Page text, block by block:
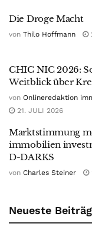
Die Droge Macht
von Thilo Hoffmann
CHIC NIC 2026:
Weitblick über
von Onlineredaktion
21. JULI 2026
Marktstimmung
immobilien
D-DARKS
von Charles Steiner
Neueste